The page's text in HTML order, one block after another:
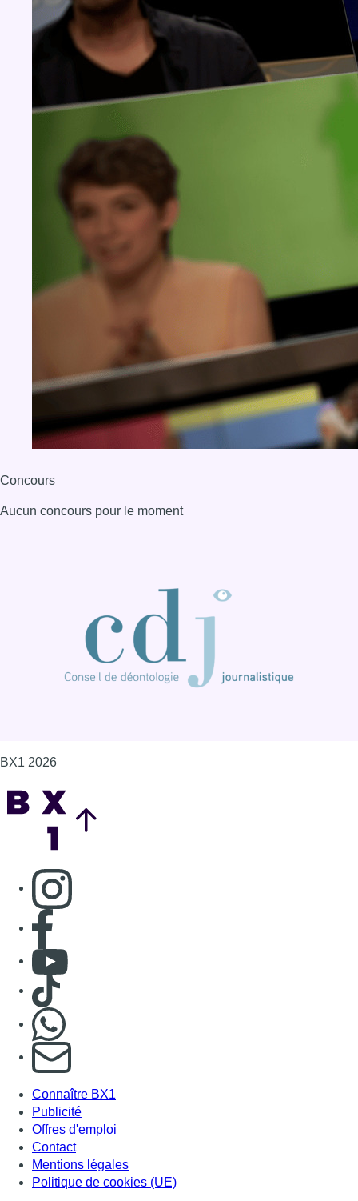
Concours
Aucun concours pour le moment
BX1 2026
Consulter page Instagram
Consulter page Facebook
Consulter Youtube
Consulter TikTok
S'abonner à notre newsletter
Connaître BX1
Publicité
Offres d'emploi
Contact
Mentions légales
Politique de cookies (UE)